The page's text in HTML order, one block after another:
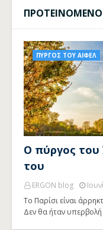
ΠΡΟΤΕΙΝΟΜΕΝΟ
ΠΥΡΓΟΣ ΤΟΥ ΑΙΦΕΛ
Ο πύργος του
του
ERGON blog
Το Παρίσι είναι
Δεν θα ήταν